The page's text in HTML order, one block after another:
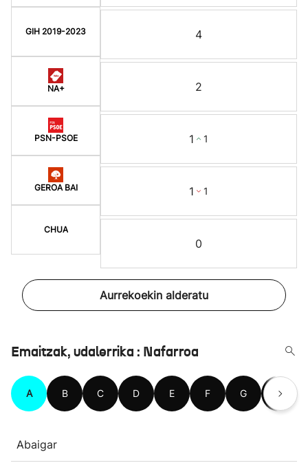
GIH 2019-2023
NA+
PSN-PSOE
GEROA BAI
CHUA
4
2
1 1
1 1
0
Aurrekoekin alderatu
Emaitzak, udalerrika : Nafarroa
A B C D E F G H
Abaigar